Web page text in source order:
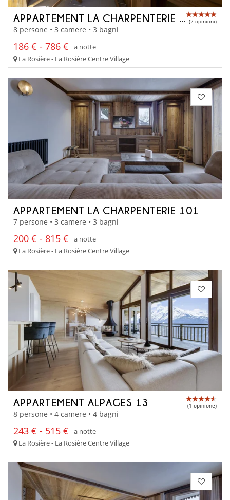
APPARTEMENT LA CHARPENTERIE 202 (2 opinioni)
8 persone • 3 camere • 3 bagni
186 € - 786 €
a notte
La Rosière - La Rosière Centre Village
APPARTEMENT LA CHARPENTERIE 101
7 persone • 3 camere • 3 bagni
200 € - 815 €
a notte
La Rosière - La Rosière Centre Village
APPARTEMENT ALPAGES 13 (1 opinione)
8 persone • 4 camere • 4 bagni
243 € - 515 €
a notte
La Rosière - La Rosière Centre Village